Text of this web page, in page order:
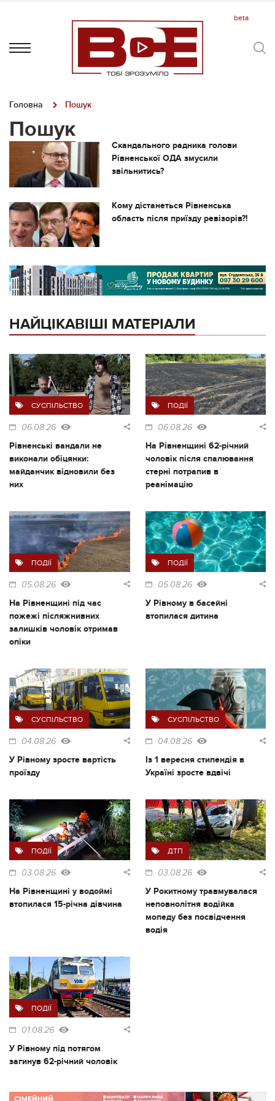
Головна Пошук
Пошук
Скандального радника голови
Рівненської ОДА змусили
звільнитись?
Кому дістанеться Рівненська
область після приїзду ревізорів?!
НАЙЦІКАВІШІ МАТЕРІАЛИ
СУСПІЛЬСТВО
06.08.26
Рівненські вандали не
виконали обіцянки:
майданчик відновили без
них
ПОДІЇ
06.08.26
На Рівненщині 62-річний
чоловік після спалювання
стерні потрапив в
реанімацію
ПОДІЇ
05.08.26
На Рівненщині під час
пожежі післяжнивних
залишків чоловік отримав
опіки
ПОДІЇ
05.08.26
У Рівному в басейні
втопилася дитина
СУСПІЛЬСТВО
04.08.26
У Рівному зросте вартість
проїзду
СУСПІЛЬСТВО
04.08.26
Із 1 вересня стипендія в
Україні зросте вдвічі
ПОДІЇ
03.08.26
На Рівненщині у водоймі
втопилася 15-річна дівчина
ДТП
03.08.26
У Рокитному травмувалася
неповнолітня водійка
мопеду без посвідчення
водія
ПОДІЇ
01.08.26
У Рівному під потягом
загинув 62-річний чоловік